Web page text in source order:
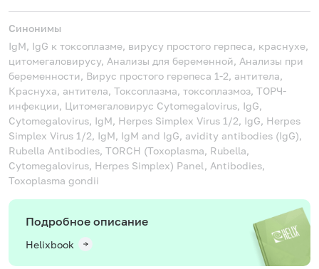
Синонимы
IgM, IgG к токсоплазме, вирусу простого герпеса, краснухе,
цитомегаловирусу, Анализы для беременной, Анализы при
беременности, Вирус простого герепеса 1-2, антитела,
Краснуха, антитела, Токсоплазма, токсоплазмоз, ТОРЧ-
инфекции, Цитомегаловирус Cytomegalovirus, IgG,
Cytomegalovirus, IgM, Herpes Simplex Virus 1/2, IgG, Herpes
Simplex Virus 1/2, IgM, IgM and IgG, avidity antibodies (IgG),
Rubella Antibodies, TORCH (Toxoplasma, Rubella,
Cytomegalovirus, Herpes Simplex) Panel, Antibodies,
Toxoplasma gondii
Подробное описание
Helixbook